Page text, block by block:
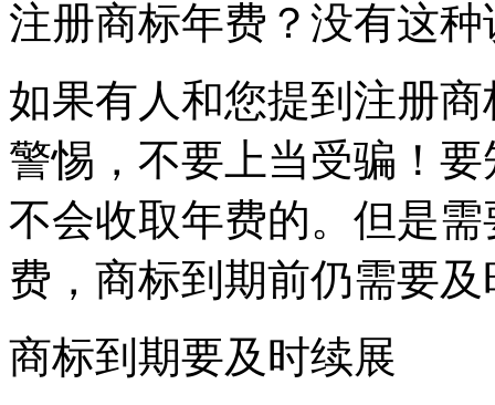
注册商标年费？没有这
如果有人和您提到注册
警惕，不要上当受骗！
不会收取年费的。但是
费，商标到期前仍需要
商标到期要及时续展